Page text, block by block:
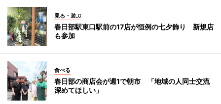
見る・遊ぶ
春日部駅東口駅前の17店が恒例の七夕飾り 新規店
も参加
食べる
春日部の商店会が週1で朝市 「地域の人同士交流
深めてほしい」